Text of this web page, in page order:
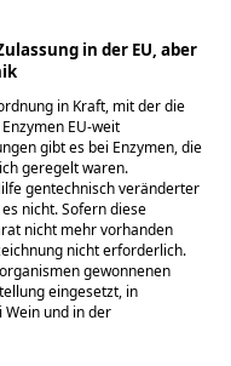
in der EU, aber
in Kraft, mit der die
EU-weit
gibt es bei Enzymen, die
geregelt waren.
gentechnisch veränderter
nicht. Sofern diese
nicht mehr vorhanden
nicht erforderlich.
gewonnenen
eingesetzt, in
Wein und in der